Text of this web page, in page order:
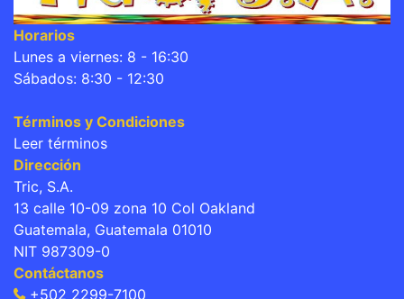
Horarios
Lunes a viernes: 8 - 16:30
Sábados: 8:30 - 12:30
Términos y Condiciones
Leer términos
Dirección
Tric, S.A.
13 calle 10-09 zona 10 Col Oakland
Guatemala, Guatemala 01010
NIT 987309-0
Contáctanos
+502 2299-7100